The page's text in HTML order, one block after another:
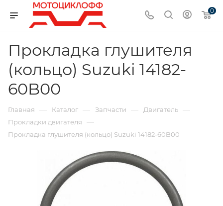
0
Прокладка глушителя
(кольцо) Suzuki 14182-
60B00
Главная — Каталог — Запчасти — Двигатель —
Прокладки двигателя —
Прокладка глушителя (кольцо) Suzuki 14182-60B00